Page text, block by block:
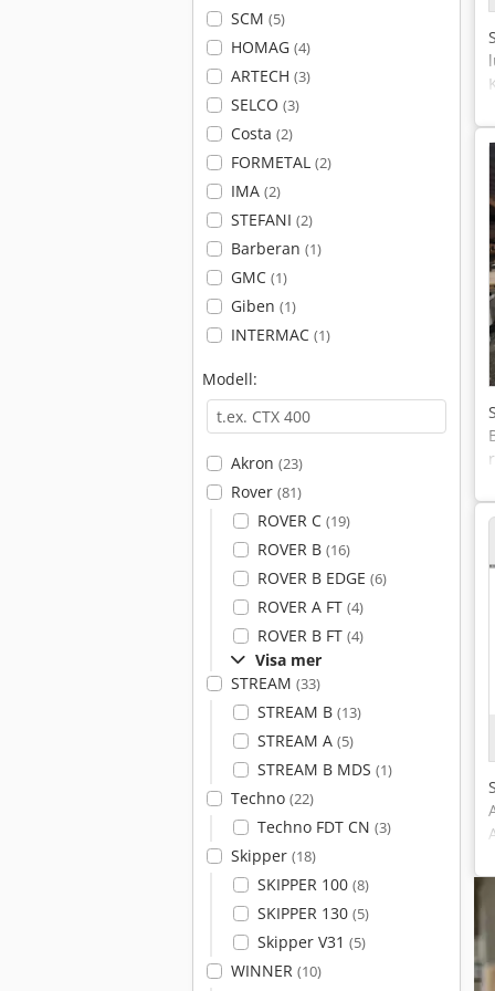
SCM (5)
HOMAG (4)
ARTECH (3)
SELCO (3)
Costa (2)
FORMETAL (2)
IMA (2)
STEFANI (2)
Barberan (1)
GMC (1)
Giben (1)
INTERMAC (1)
Modell:
Akron (23)
Rover (81)
ROVER C (19)
ROVER B (16)
ROVER B EDGE (6)
ROVER A FT (4)
ROVER B FT (4)
Visa mer
STREAM (33)
STREAM B (13)
STREAM A (5)
STREAM B MDS (1)
Techno (22)
Techno FDT CN (3)
Skipper (18)
SKIPPER 100 (8)
SKIPPER 130 (5)
Skipper V31 (5)
WINNER (10)